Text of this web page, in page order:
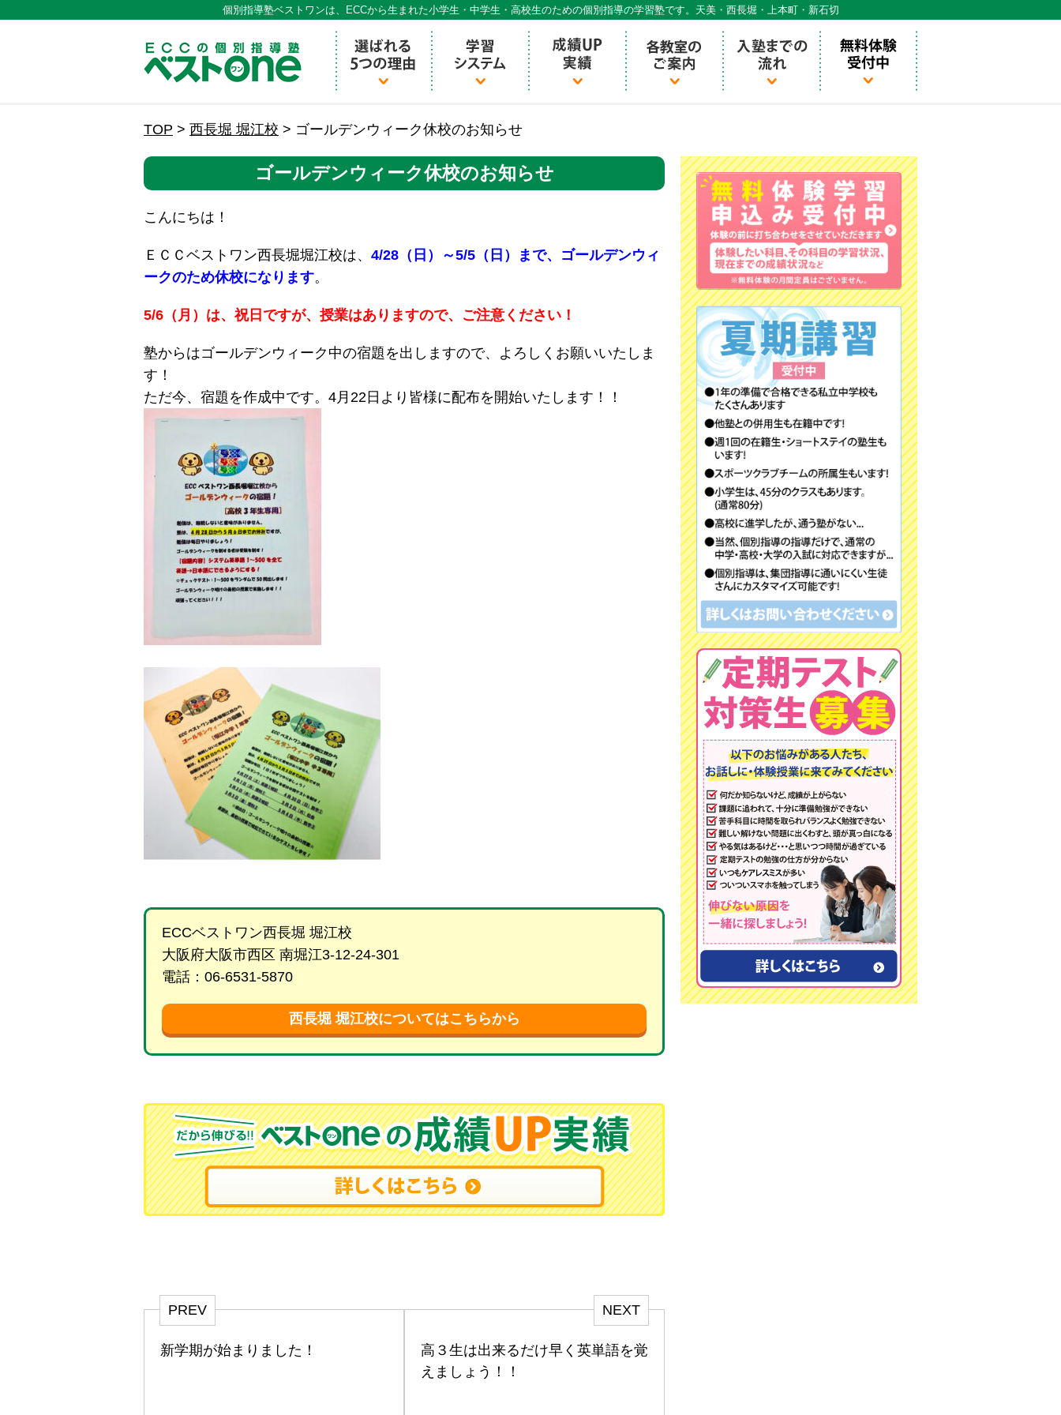
個別指導塾ベストワンは、ECCから生まれた小学生・中学生・高校生のための個別指導の学習塾です。天美・西長堀・上本町・新石切
ECCの個別指導ECCベストワン
TOP > 西長堀 堀江校 > ゴールデンウィーク休校のお知らせ
ゴールデンウィーク休校のお知らせ
こんにちは！
ＥＣＣベストワン西長堀堀江校は、 4/28（日）～5/5（日）まで、ゴールデンウィ
ークのため休校になります。
5/6（月）は、祝日ですが、授業はありますので、ご注意ください！
塾からはゴールデンウィーク中の宿題を出しますので、よろしくお願いいたしま
す！
ただ今、宿題を作成中です。4月22日より皆様に配布を開始いたします！！
ECCベストワン西長堀 堀江校
大阪府大阪市西区 南堀江3-12-24-301
電話：06-6531-5870
西長堀 堀江校についてはこちらから
PREV
新学期が始まりました！
NEXT
高３生は出来るだけ早く英単語を覚
えましょう！！